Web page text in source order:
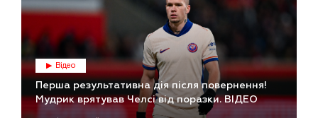
Відео
Перша результативна дія після повернення!
Мудрик врятував Челсі від поразки. ВІДЕО